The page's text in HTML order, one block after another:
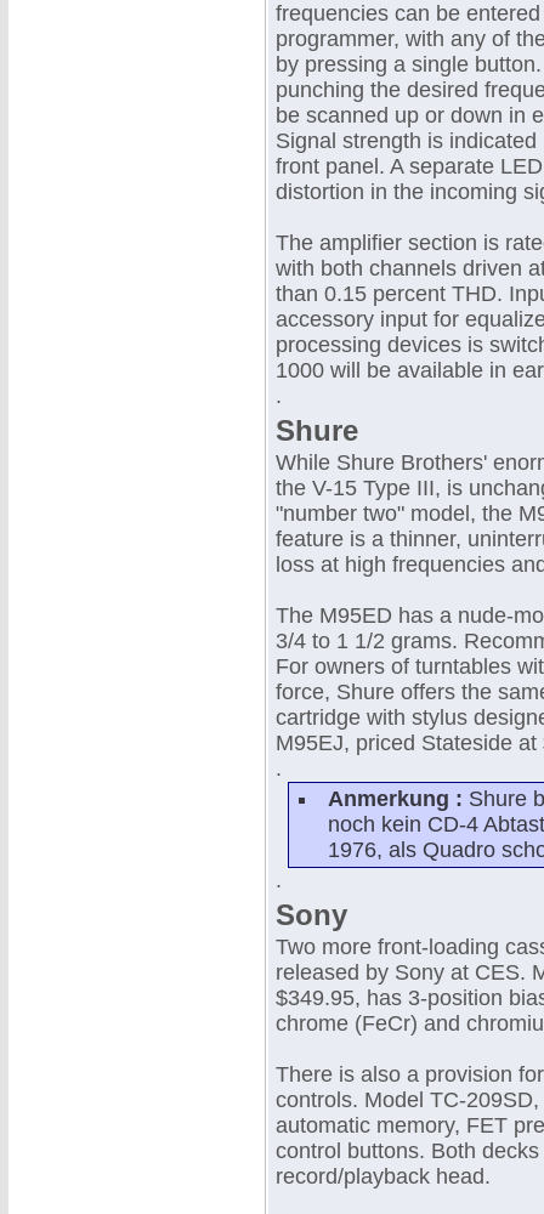
frequencies can be
programmer, with any of
by pressing a single
punching the desired
be scanned up or down in
Signal strength is
front panel. A separate
distortion in the incoming
The amplifier section is
with both channels driven
than 0.15 percent THD.
accessory input for
processing devices is
1000 will be available in
.
Shure
While Shure Brothers'
the V-15 Type III, is
"number two" model, the
feature is a thinner,
loss at high frequencies
The M95ED has a nude-
3/4 to 1 1/2 grams.
For owners of turntables
force, Shure offers the
cartridge with stylus
M95EJ, priced Stateside at
.
Anmerkung : Shure
noch kein CD-4
1976, als Quadro
.
Sony
Two more front-loading
released by Sony at CES.
$349.95, has 3-position
chrome (FeCr) and
There is also a provision
controls. Model TC-
automatic memory, FET
control buttons. Both
record/playback head.